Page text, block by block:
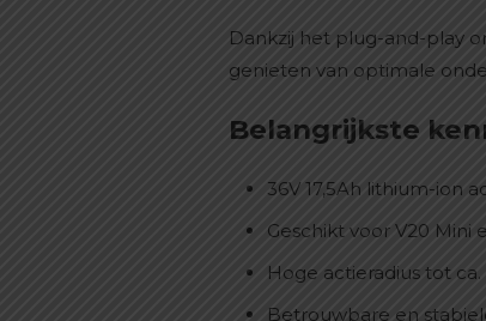
Dankzij het plug-and-play
genieten van optimale
Belangrijkste
36V 17,5Ah lithium-ion
Geschikt voor V20 Mini
Hoge actieradius tot ca.
Betrouwbare en